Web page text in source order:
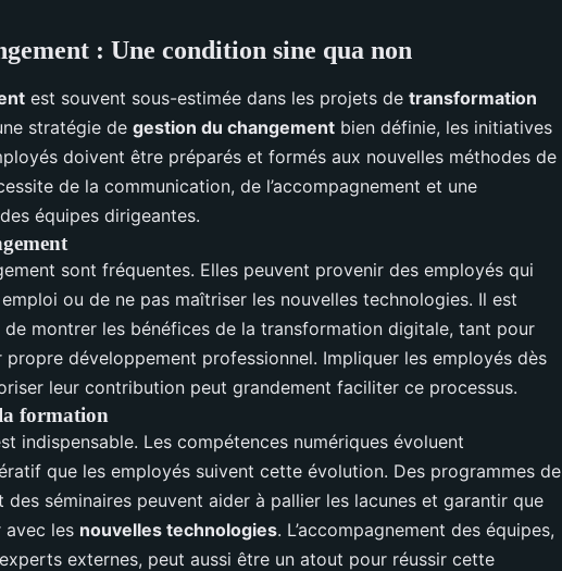
: Une condition sine qua non
est souvent sous-estimée dans les projets de transformation
stratégie de gestion du changement bien définie, les initiatives
doivent être préparés et formés aux nouvelles méthodes de
de la communication, de l’accompagnement et une
équipes dirigeantes.
sont fréquentes. Elles peuvent provenir des employés qui
ou de ne pas maîtriser les nouvelles technologies. Il est
montrer les bénéfices de la transformation digitale, tant pour
propre développement professionnel. Impliquer les employés dès
leur contribution peut grandement faciliter ce processus.
formation
indispensable. Les compétences numériques évoluent
que les employés suivent cette évolution. Des programmes de
séminaires peuvent aider à pallier les lacunes et garantir que
les nouvelles technologies. L’accompagnement des équipes,
externes, peut aussi être un atout pour réussir cette